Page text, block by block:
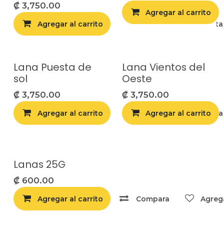
₡ 3,750.00
Agregar al carrito Agregar a la
Agregar al carrito
Lana Puesta de
sol
₡ 3,750.00
Agregar al carrito Agregar a la
Lana Vientos del
Oeste
₡ 3,750.00
Agregar al carrito
Lanas 25G
₡ 600.00
Agregar al carrito Compara